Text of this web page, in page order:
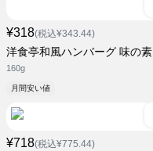
¥318(税込¥343.44)
洋食亭和風ハンバーグ 味の素
160g
月間安い値
¥718(税込¥775.44)